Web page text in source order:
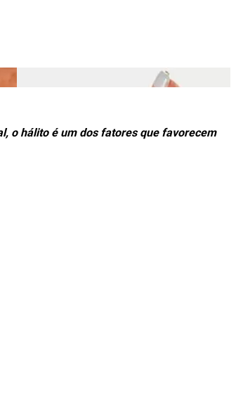
o hálito é um dos fatores que favorecem